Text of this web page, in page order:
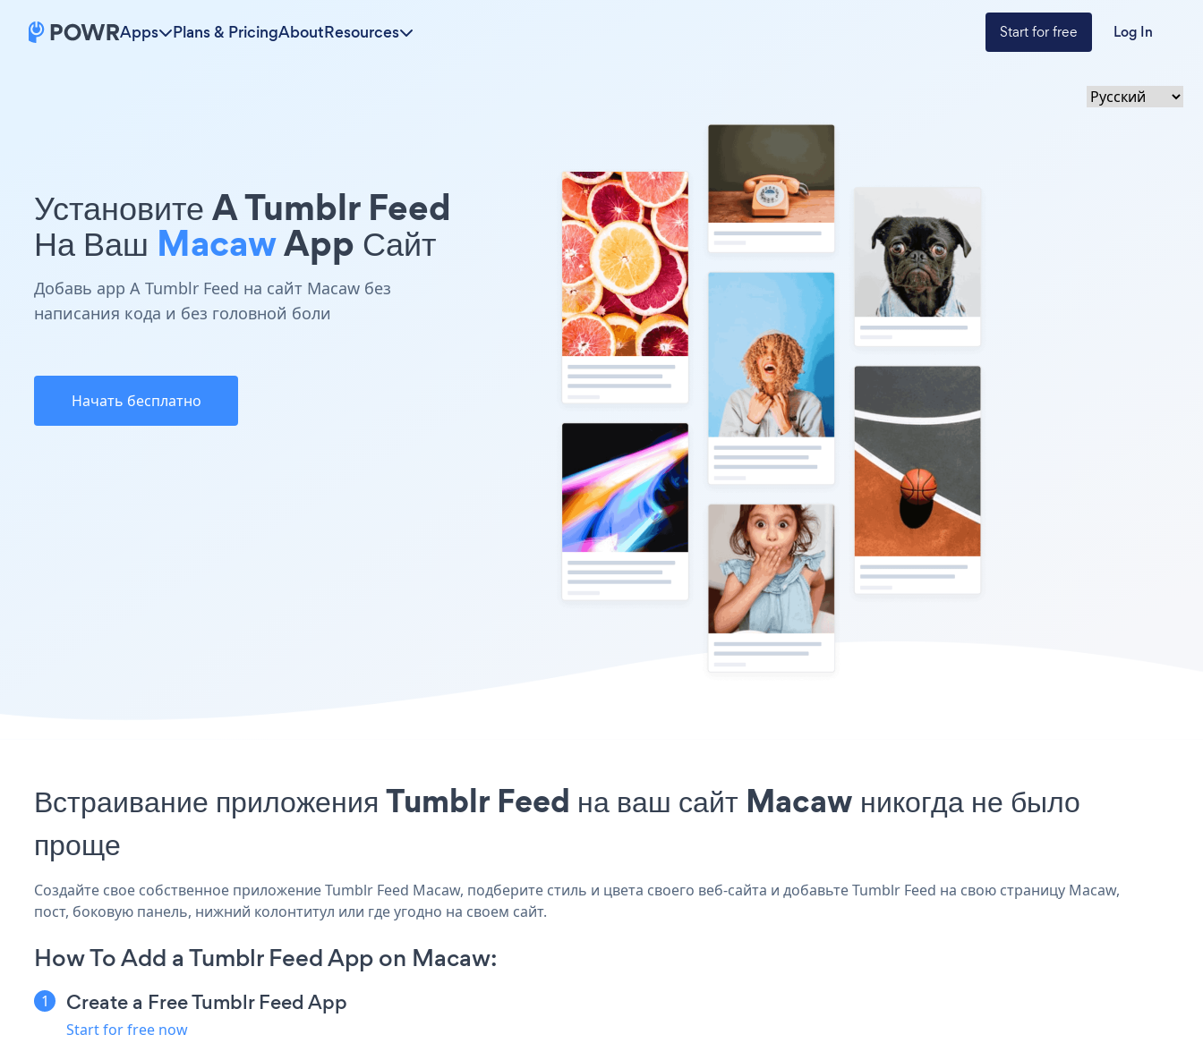
Apps Plans & PricingAboutResources Start for free Log In
Установите A Tumblr Feed
На Ваш MacawApp Сайт
Добавь app A Tumblr Feed на сайт Macaw без
написания кода и без головной боли
Начать бесплатно
Встраивание приложения Tumblr Feed на ваш сайт Macaw никогда не было
проще
Создайте свое собственное приложение Tumblr Feed Macaw, подберите стиль и цвета своего веб-сайта и добавьте Tumblr Feed на свою страницу Macaw,
пост, боковую панель, нижний колонтитул или где угодно на своем сайт.
How To Add a Tumblr Feed App on Macaw:
Create a Free Tumblr Feed App
Start for free now